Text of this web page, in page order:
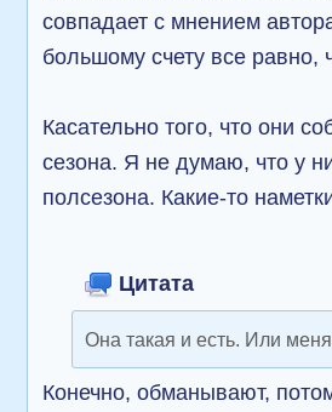
совпадает с мнением
большому счету все равно,
Касательно того, что они
сезона. Я не думаю, что у
полсезона. Какие-то
Цитата
Она такая и есть. Или
Конечно, обманывают,